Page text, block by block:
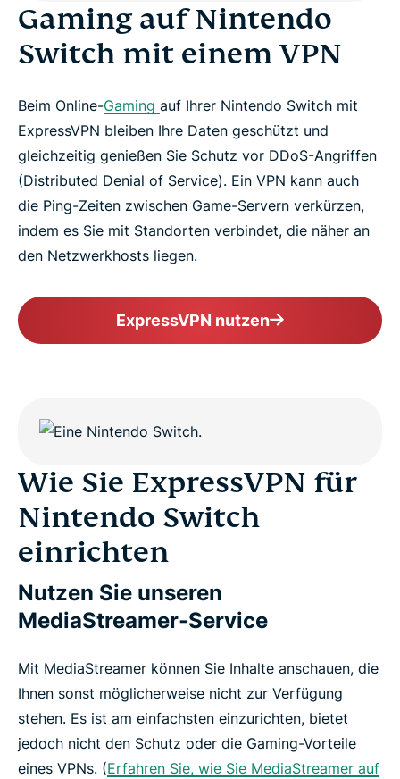
Warum Kunden von ExpressVPN für Nintendo
Switch begeistert sind
Warum ExpressVPN?
Testen Sie jetzt ein risikofreies VPN für Nintendo
Switch
Gaming auf Nintendo
Switch mit einem VPN
Beim Online-Gaming auf Ihrer Nintendo Switch mit
ExpressVPN bleiben Ihre Daten geschützt und
gleichzeitig genießen Sie Schutz vor DDoS-Angriffen
(Distributed Denial of Service). Ein VPN kann auch
die Ping-Zeiten zwischen Game-Servern verkürzen,
indem es Sie mit Standorten verbindet, die näher an
den Netzwerkhosts liegen.
ExpressVPN nutzen
Wie Sie ExpressVPN für
Nintendo Switch
einrichten
Nutzen Sie unseren
MediaStreamer-Service
Mit MediaStreamer können Sie Inhalte anschauen, die
Ihnen sonst möglicherweise nicht zur Verfügung
stehen. Es ist am einfachsten einzurichten, bietet
jedoch nicht den Schutz oder die Gaming-Vorteile
eines VPNs. (Erfahren Sie, wie Sie MediaStreamer auf